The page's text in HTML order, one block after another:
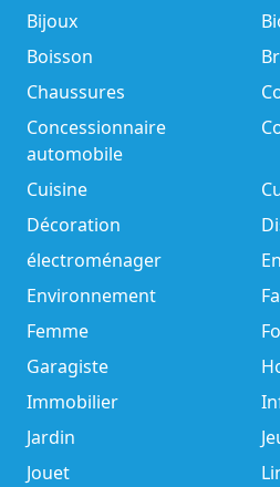
Bijoux
Boisson
Chaussures
Concessionnaire
automobile
Cuisine
Décoration
électroménager
Environnement
Femme
Garagiste
Immobilier
Jardin
Jouet